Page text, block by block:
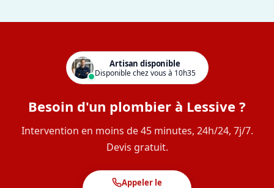
Artisan disponible
Disponible chez vous à 10h35
Besoin d'un plombier à Lessive ?
Intervention en moins de 45 minutes, 24h/24, 7j/7.
Devis gratuit.
Appeler le